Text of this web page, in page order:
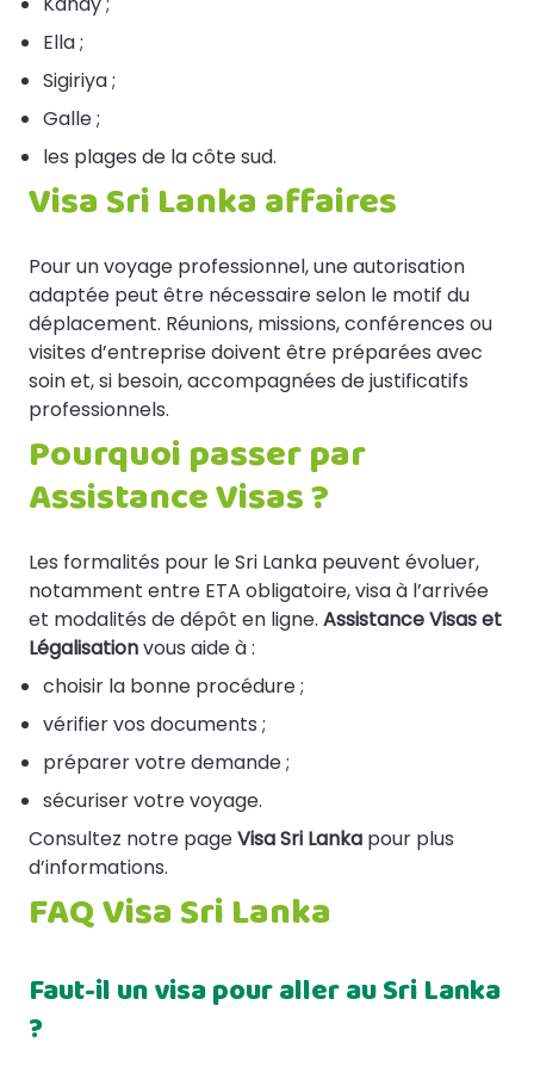
Ella ;
Sigiriya ;
Galle ;
les plages de la côte sud.
Visa Sri Lanka affaires
Pour un voyage professionnel, une autorisation
adaptée peut être nécessaire selon le motif du
déplacement. Réunions, missions, conférences ou
visites d’entreprise doivent être préparées avec
soin et, si besoin, accompagnées de justificatifs
professionnels.
Pourquoi passer par
Assistance Visas ?
Les formalités pour le Sri Lanka peuvent évoluer,
notamment entre ETA obligatoire, visa à l’arrivée
et modalités de dépôt en ligne. Assistance Visas et
Légalisationvous aide à :
choisir la bonne procédure ;
vérifier vos documents ;
préparer votre demande ;
sécuriser votre voyage.
Consultez notre pageVisa Sri Lanka pour plus
d’informations.
FAQ Visa Sri Lanka
Faut-il un visa pour aller au Sri Lanka
?